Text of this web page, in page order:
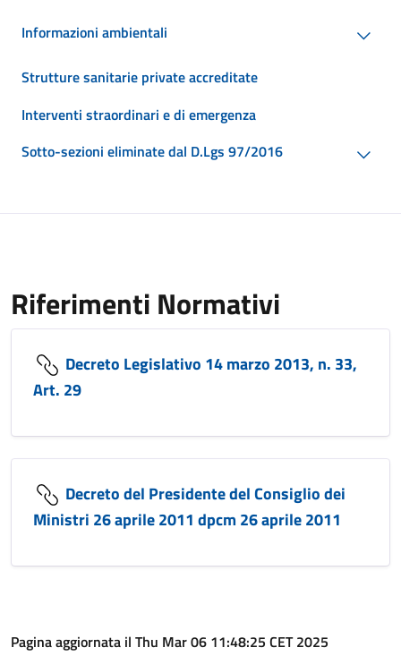
Informazioni ambientali
Strutture sanitarie private accreditate
Interventi straordinari e di emergenza
Sotto-sezioni eliminate dal D.Lgs 97/2016
Riferimenti Normativi
Decreto Legislativo 14 marzo 2013, n. 33,
Art. 29
Decreto del Presidente del Consiglio dei
Ministri 26 aprile 2011 dpcm 26 aprile 2011
Pagina aggiornata il Thu Mar 06 11:48:25 CET 2025